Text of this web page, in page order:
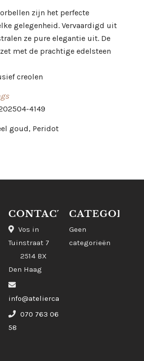
zijn het perfecte
gelegenheid. Vervaardigd uit
ze pure elegantie uit. De
met de prachtige edelsteen
creolen
4149
goud, Peridot
CONTACT
Vos in
Tuinstraat 7
2514 BX
Den Haag
info@ateliercampco.com
070 763 06
58
Geen
categorieën